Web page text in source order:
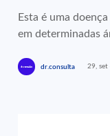
Esta é uma
em determinadas
dr.consulta 29, set